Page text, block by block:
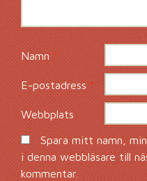
Namn*
E-postadress*
Webbplats
Spara mitt namn,
i denna webbläsare till
kommentar.